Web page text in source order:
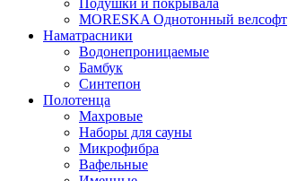
Подушки и покрывала
MORESKA Однотонный велсофт
Наматрасники
Водонепроницаемые
Бамбук
Синтепон
Полотенца
Махровые
Наборы для сауны
Микрофибра
Вафельные